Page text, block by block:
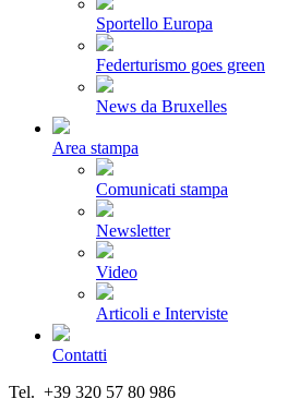
Sportello Europa
Federturismo goes green
News da Bruxelles
Area stampa
Comunicati stampa
Newsletter
Video
Articoli e Interviste
Contatti
Tel. +39 320 57 80 986